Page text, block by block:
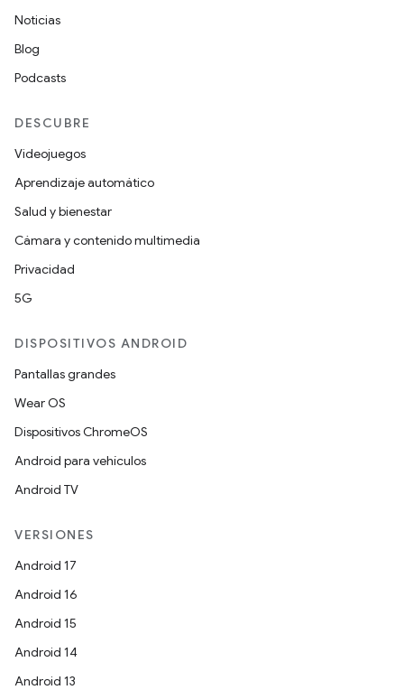
Noticias
Blog
Podcasts
DESCUBRE
Videojuegos
Aprendizaje automático
Salud y bienestar
Cámara y contenido multimedia
Privacidad
5G
DISPOSITIVOS ANDROID
Pantallas grandes
Wear OS
Dispositivos ChromeOS
Android para vehículos
Android TV
VERSIONES
Android 17
Android 16
Android 15
Android 14
Android 13